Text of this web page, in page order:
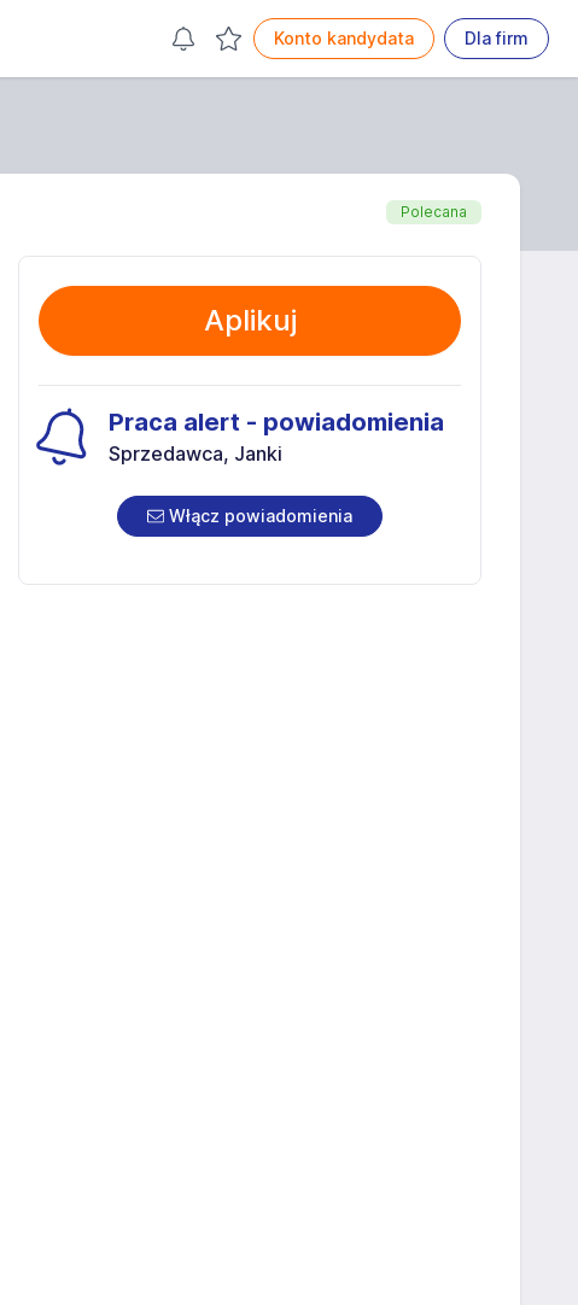
Konto kandydata Dla firm
Polecana
Aplikuj
Praca alert - powiadomienia
Sprzedawca, Janki
Włącz powiadomienia